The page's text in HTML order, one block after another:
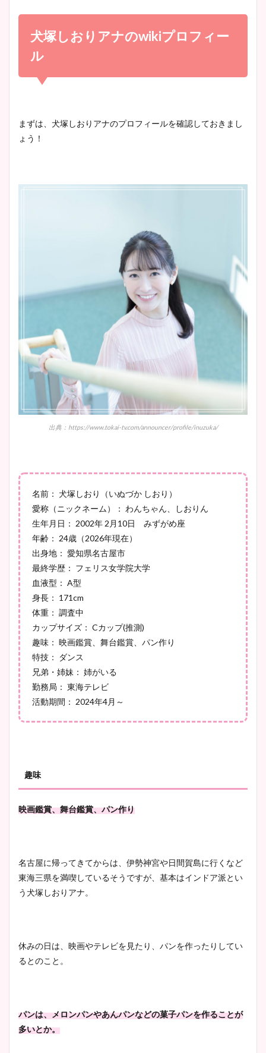
宇賀神メグアナのニット画像
池谷実悠アナのメガネ画像が
小室瑛莉子のカップ画像まと
め！足が美脚でニット衣装も
かわいい！
wikiプロフもチェック！
大家彩香アナのかわいいカッ
安藤萌々アナのカップ画像や
ニット衣装まとめ！美足の筋
肉も凄い！
鈴木唯の太ってた時の体重が
ヤバすぎww原因や痩せたダ
イエット方は？昔と現在を画
宇賀神メグアナのニット画像
まとめ！足も美脚でカップも
池谷実悠アナのメガネ画像が
かわいい！カップや水着姿も
犬塚しおりアナのwikiプロフィー
ル
まずは、犬塚しおりアナのプロフィールを確認しておきまし
ょう！
出典：https://www.tokai-tv.com/announcer/profile/inuzuka/
名前： 犬塚しおり（いぬづか しおり）
愛称（ニックネーム）： わんちゃん、しおりん
生年月日： 2002年 2月10日 みずがめ座
年齢： 24歳（2026年現在）
出身地： 愛知県名古屋市
最終学歴： フェリス女学院大学
血液型： A型
身長： 171cm
体重： 調査中
カップサイズ： Cカップ(推測)
趣味： 映画鑑賞、舞台鑑賞、パン作り
特技： ダンス
兄弟・姉妹： 姉がいる
勤務局： 東海テレビ
活動期間： 2024年4月～
趣味
映画鑑賞、舞台鑑賞、パン作り
名古屋に帰ってきてからは、伊勢神宮や日間賀島に行くなど
東海三県を満喫しているそうですが、基本はインドア派とい
う犬塚しおりアナ。
休みの日は、映画やテレビを見たり、パンを作ったりしてい
るとのこと。
パンは、メロンパンやあんパンなどの菓子パンを作ることが
多いとか。